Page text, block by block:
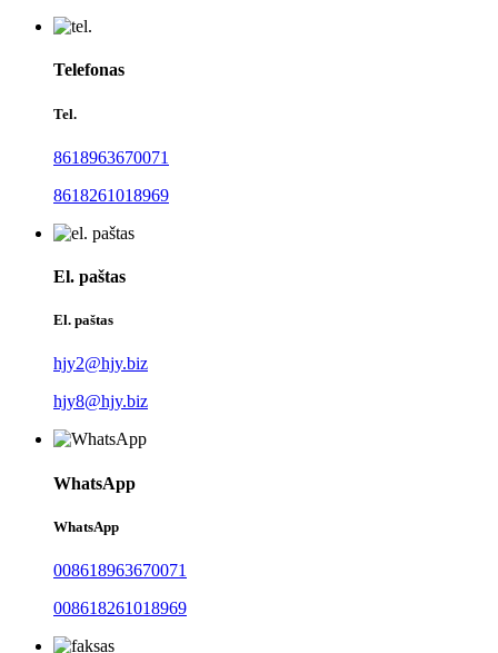
Telefonas
Tel.
8618963670071
8618261018969
El. paštas
El. paštas
hjy2@hjy.biz
hjy8@hjy.biz
WhatsApp
WhatsApp
008618963670071
008618261018969